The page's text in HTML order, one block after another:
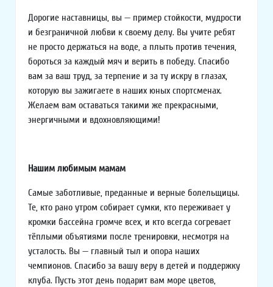
Дорогие наставницы, вы — пример стойкости, мудрости
и безграничной любви к своему делу. Вы учите ребят
не просто держаться на воде, а плыть против течения,
бороться за каждый мяч и верить в победу. Спасибо
вам за ваш труд, за терпение и за ту искру в глазах,
которую вы зажигаете в наших юных спортсменах.
Желаем вам оставаться такими же прекрасными,
энергичными и вдохновляющими!
Нашим любимым мамам
Самые заботливые, преданные и верные болельщицы.
Те, кто рано утром собирает сумки, кто переживает у
кромки бассейна громче всех, и кто всегда согревает
тёплыми объятиями после тренировки, несмотря на
усталость. Вы — главный тыл и опора наших
чемпионов. Спасибо за вашу веру в детей и поддержку
клуба. Пусть этот день подарит вам море цветов,